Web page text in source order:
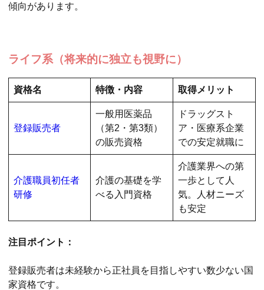
傾向があります。
ライフ系（将来的に独立も視野に）
資格名 特徴・内容 取得メリット
登録販売者
一般用医薬品
（第2・第3類）
の販売資格
ドラッグスト
ア・医療系企業
での安定就職に
介護職員初任者
研修
介護の基礎を学
べる入門資格
介護業界への第
一歩として人
気。人材ニーズ
も安定
注目ポイント：
登録販売者は未経験から正社員を目指しやすい数少ない国
家資格です。